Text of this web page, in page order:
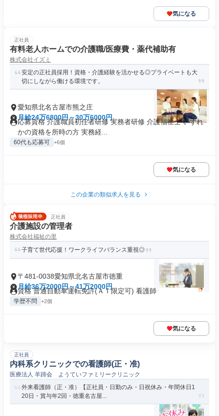
気になる
正社員
有料老人ホームでの介護職/医療費・薬代補助有
株式会社イズミ
安定の正社員採用！資格・介護経験を活かせる◎プライベートも大
切にしながら働ける環境です。
愛知県北名古屋市熊之庄
月給24万6800円～30万6000円
応募資格 介護職員初任者研修 実務者研修 介護福祉士 いずれ
かの資格を所時の方 実務経...
60代も応募可 +6個
気になる
この企業の類似求人を見る
正社員
介護施設の管理者
株式会社福祉の里
子育て世代応援！ワークライフバランス重視◎
〒481-0038愛知県北名古屋市徳重
月給36万2000円～41万2000円
資格 普通自動車運転免許(ＡＴ限定可) 看護師
学歴不問 +2個
気になる
正社員
内科系クリニックでの看護師(正・准)
医療法人 羊蹄会 ようていファミリークリニック
外来看護師（正・准）【正社員・日勤のみ・日祝休み・年間休日1
20日・賞与年2回・徳重名古屋...